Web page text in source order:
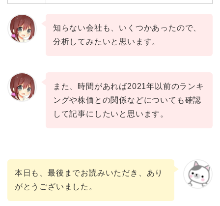
知らない会社も、いくつかあったので、
分析してみたいと思います。
また、時間があれば2021年以前のランキ
ングや株価との関係などについても確認
して記事にしたいと思います。
本日も、最後までお読みいただき、あり
がとうございました。